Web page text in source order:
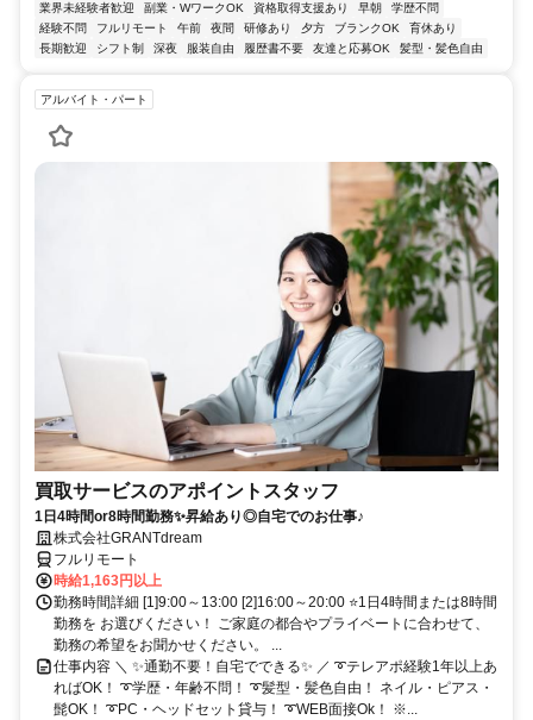
業界未経験者歓迎 副業・WワークOK 資格取得支援あり 早朝
学歴不問
経験不問
フルリモート 午前 夜間 研修あり 夕方 ブランクOK
育休あり
長期歓迎
シフト制 深夜 服装自由 履歴書不要 友達と応募OK 髪型・髪色自由
アルバイト・パート
買取サービスのアポイントスタッフ
1日4時間or8時間勤務✨昇給あり◎自宅でのお仕事♪
株式会社GRANTdream
フルリモート
時給1,163円以上
勤務時間詳細 [1]9:00～13:00 [2]16:00～20:00 ⭐1日4時間または8時間
勤務を お選びください！ ご家庭の都合やプライベートに合わせて、
勤務の希望をお聞かせください。 ...
仕事内容 ＼ ✨通勤不要！自宅でできる✨ ／ ➰テレアポ経験1年以上あ
ればOK！ ➰学歴・年齢不問！ ➰髪型・髪色自由！ ネイル・ピアス・
髭OK！ ➰PC・ヘッドセット貸与！ ➰WEB面接Ok！ ※...